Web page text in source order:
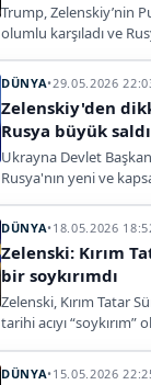
Trump, Zelenskiy’nin
olumlu karşıladı ve
DÜNYA•29.05.2026
Zelenskiy'den
Rusya büyük
Ukrayna Devlet
Rusya'nın yeni ve
yönetimi, saldırının
DÜNYA•18.05.2026
Zelenski: Kırım
bir soykırımdı
Zelenski, Kırım Tatar
tarihi acıyı
DÜNYA•15.05.2026